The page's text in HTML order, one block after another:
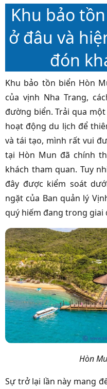
Khu bảo
ở đâu và
đón
Khu bảo tồn biển Hòn
của vịnh Nha Trang,
đường biển. Trải qua
hoạt động du lịch để
và tái tạo, mình rất vui
tại Hòn Mun đã chính
khách tham quan. Tuy
đây được kiểm soát
ngặt của Ban quản lý
quý hiếm đang trong giai
Hòn
Sự trở lại lần này mang